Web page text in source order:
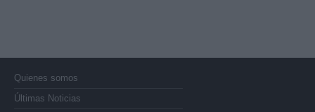
Quienes somos
Últimas Noticias